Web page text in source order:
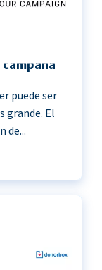
puede ser
grande. El
de...